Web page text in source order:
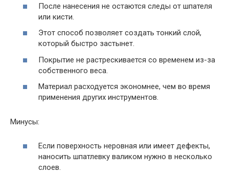
После нанесения не остаются следы от шпателя
или кисти.
Этот способ позволяет создать тонкий слой,
который быстро застынет.
Покрытие не растрескивается со временем из-за
собственного веса.
Материал расходуется экономнее, чем во время
применения других инструментов.
Минусы:
Если поверхность неровная или имеет дефекты,
наносить шпатлевку валиком нужно в несколько
слоев.